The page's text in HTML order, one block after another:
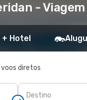
-
+ Hotel
voos diretos
Destino